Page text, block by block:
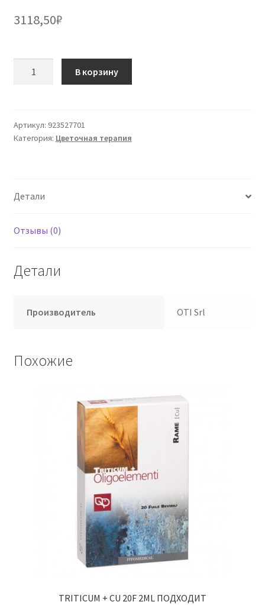
3118,50₽
Mother
Настойка
В корзину
Артикул: 923527701
Категория: Цветочная терапия
Детали
Отзывы (0)
Детали
Производитель OTI Srl
Похожие
TRITICUM + CU 20F 2ML ПОДХОДИТ